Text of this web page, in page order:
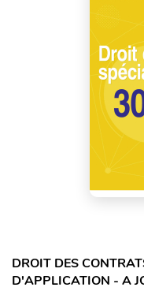
DROIT DES
D'APPLICATION - A